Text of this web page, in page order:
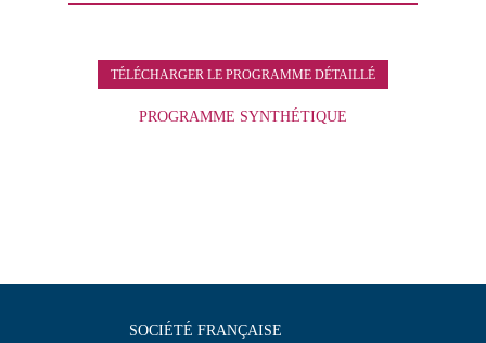
TÉLÉCHARGER LE PROGRAMME DÉTAILLÉ
PROGRAMME SYNTHÉTIQUE
SOCIÉTÉ FRANÇAISE